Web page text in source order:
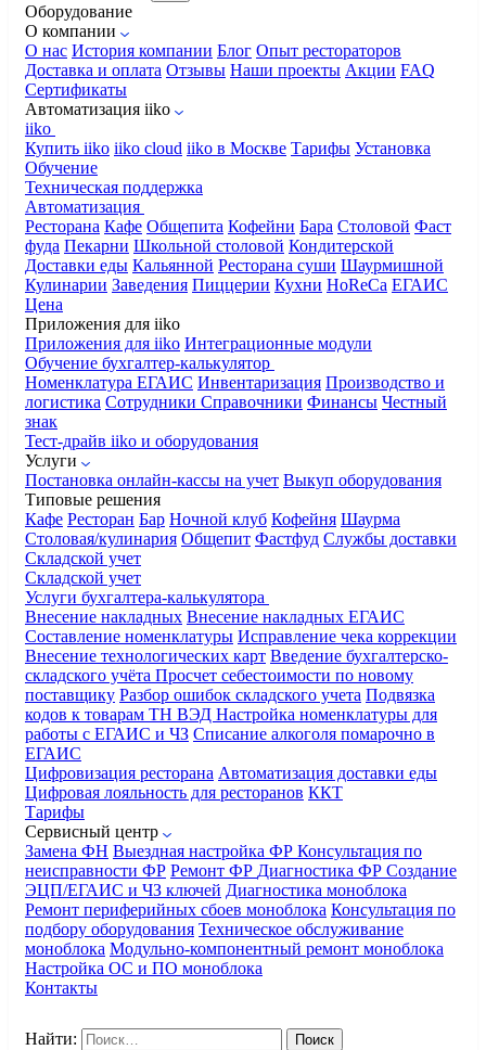
Оборудование
О компании
О нас История компании Блог Опыт рестораторов
Доставка и оплата Отзывы Наши проекты Акции FAQ
Сертификаты
Автоматизация iiko
iiko
Купить iiko iiko cloud iiko в Москве Тарифы Установка
Обучение
Техническая поддержка
Автоматизация
Ресторана Кафе Общепита Кофейни Бара Столовой Фаст
фуда Пекарни Школьной столовой Кондитерской
Доставки еды Кальянной Ресторана суши Шаурмишной
Кулинарии Заведения Пиццерии Кухни HoReCa ЕГАИС
Цена
Приложения для iiko
Приложения для iiko Интеграционные модули
Обучение бухгалтер-калькулятор
Номенклатура ЕГАИС Инвентаризация Производство и
логистика Сотрудники Справочники Финансы Честный
знак
Тест-драйв iiko и оборудования
Услуги
Постановка онлайн-кассы на учет Выкуп оборудования
Типовые решения
Кафе Ресторан Бар Ночной клуб Кофейня Шаурма
Столовая/кулинария Общепит Фастфуд Службы доставки
Складской учет
Складской учет
Услуги бухгалтера-калькулятора
Внесение накладных Внесение накладных ЕГАИС
Составление номенклатуры Исправление чека коррекции
Внесение технологических карт Введение бухгалтерско-
складского учёта Просчет себестоимости по новому
поставщику Разбор ошибок складского учета Подвязка
кодов к товарам ТН ВЭД Настройка номенклатуры для
работы с ЕГАИС и ЧЗ Списание алкоголя помарочно в
ЕГАИС
Цифровизация ресторана Автоматизация доставки еды
Цифровая лояльность для ресторанов ККТ
Тарифы
Сервисный центр
Замена ФН Выездная настройка ФР Консультация по
неисправности ФР Ремонт ФР Диагностика ФР Создание
ЭЦП/ЕГАИС и ЧЗ ключей Диагностика моноблока
Ремонт периферийных сбоев моноблока Консультация по
подбору оборудования Техническое обслуживание
моноблока Модульно-компонентный ремонт моноблока
Настройка ОС и ПО моноблока
Контакты
Найти: